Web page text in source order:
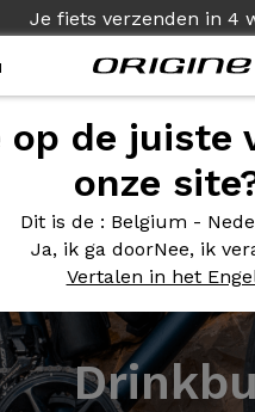
Je fiets verzenden in 4
de juiste
onze
Dit is de : Belgium -
Ja, ik ga doorNee, ik
Vertalen in het